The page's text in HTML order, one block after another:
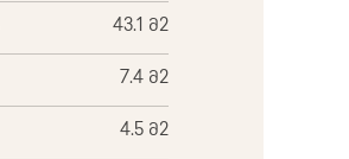
43.1 მ2
7.4 მ2
4.5 მ2